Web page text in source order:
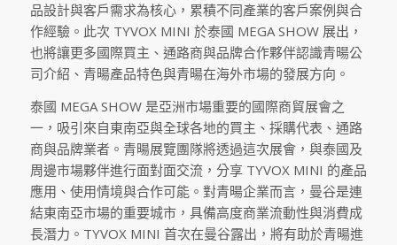
品設計與客戶需求為核心，累積不同產業的客戶案例與合
作經驗。此次 TYVOX MINI 於泰國 MEGA SHOW 展出，
也將讓更多國際買主、通路商與品牌合作夥伴認識青暘公
司介紹、青暘產品特色與青暘在海外市場的發展方向。
泰國 MEGA SHOW 是亞洲市場重要的國際商貿展會之
一，吸引來自東南亞與全球各地的買主、採購代表、通路
商與品牌業者。青暘展覽團隊將透過這次展會，與泰國及
周邊市場夥伴進行面對面交流，分享 TYVOX MINI 的產品
應用、使用情境與合作可能。對青暘企業而言，曼谷是連
結東南亞市場的重要城市，具備高度商業流動性與消費成
長潛力。TYVOX MINI 首次在曼谷露出，將有助於青暘進